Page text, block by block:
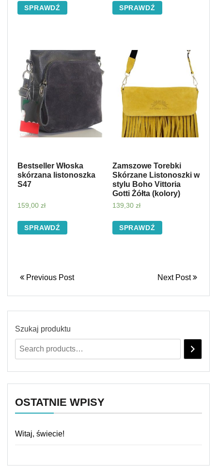
SPRAWDŹ SPRAWDŹ
Bestseller Włoska
skórzana listonoszka
S47
159,00 zł
SPRAWDŹ
Zamszowe Torebki
Skórzane Listonoszki w
stylu Boho Vittoria
Gotti Żółta (kolory)
139,30 zł
SPRAWDŹ
Previous Post Next Post
Szukaj produktu
OSTATNIE WPISY
Witaj, świecie!